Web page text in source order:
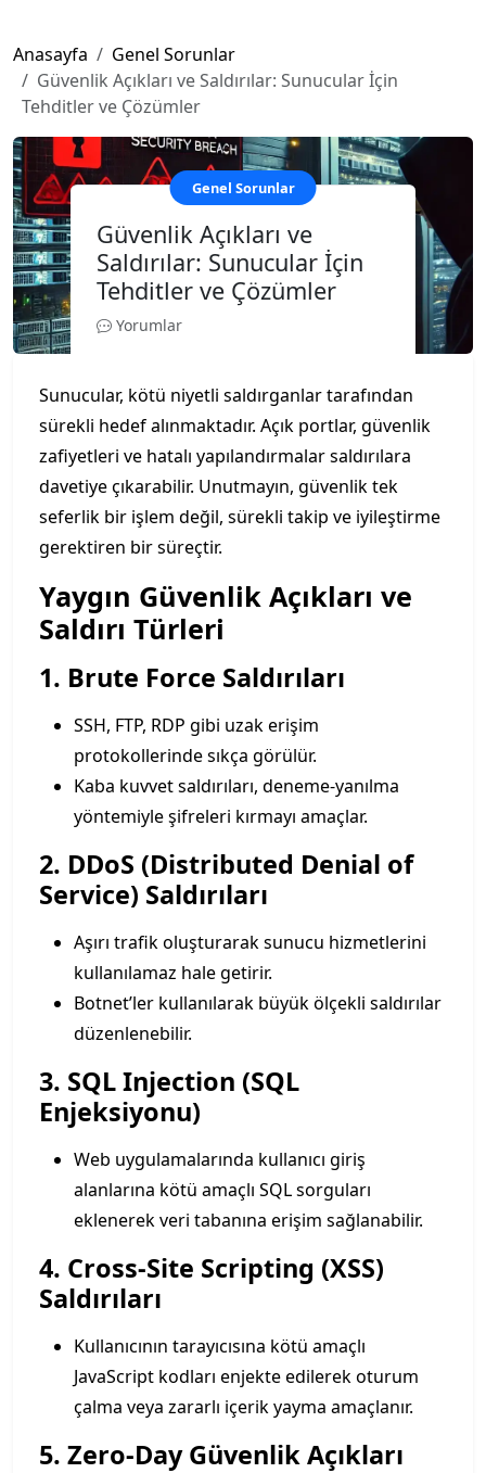
Anasayfa
Genel Sorunlar
Güvenlik Açıkları ve Saldırılar: Sunucular İçin
Tehditler ve Çözümler
Genel Sorunlar
Güvenlik Açıkları ve
Saldırılar: Sunucular İçin
Tehditler ve Çözümler
Yorumlar
Sunucular, kötü niyetli saldırganlar tarafından
sürekli hedef alınmaktadır. Açık portlar, güvenlik
zafiyetleri ve hatalı yapılandırmalar saldırılara
davetiye çıkarabilir. Unutmayın, güvenlik tek
seferlik bir işlem değil, sürekli takip ve iyileştirme
gerektiren bir süreçtir.
Yaygın Güvenlik Açıkları ve
Saldırı Türleri
1. Brute Force Saldırıları
SSH, FTP, RDP gibi uzak erişim
protokollerinde sıkça görülür.
Kaba kuvvet saldırıları, deneme-yanılma
yöntemiyle şifreleri kırmayı amaçlar.
2. DDoS (Distributed Denial of
Service) Saldırıları
Aşırı trafik oluşturarak sunucu hizmetlerini
kullanılamaz hale getirir.
Botnet’ler kullanılarak büyük ölçekli saldırılar
düzenlenebilir.
3. SQL Injection (SQL
Enjeksiyonu)
Web uygulamalarında kullanıcı giriş
alanlarına kötü amaçlı SQL sorguları
eklenerek veri tabanına erişim sağlanabilir.
4. Cross-Site Scripting (XSS)
Saldırıları
Kullanıcının tarayıcısına kötü amaçlı
JavaScript kodları enjekte edilerek oturum
çalma veya zararlı içerik yayma amaçlanır.
5. Zero-Day Güvenlik Açıkları